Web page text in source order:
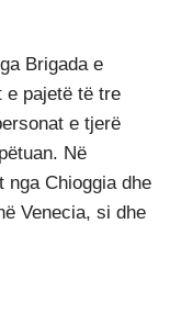
Brigada e
e pajetë të tre
e tjerë
Në
nga Chioggia dhe
Venecia, si dhe